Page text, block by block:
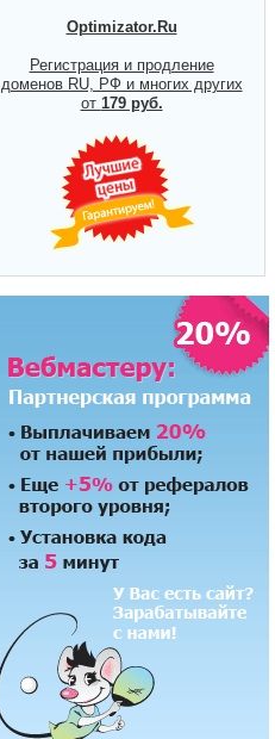
Optimizator.Ru
Регистрация и продление
доменов RU, РФ и многих других
от 179 руб.